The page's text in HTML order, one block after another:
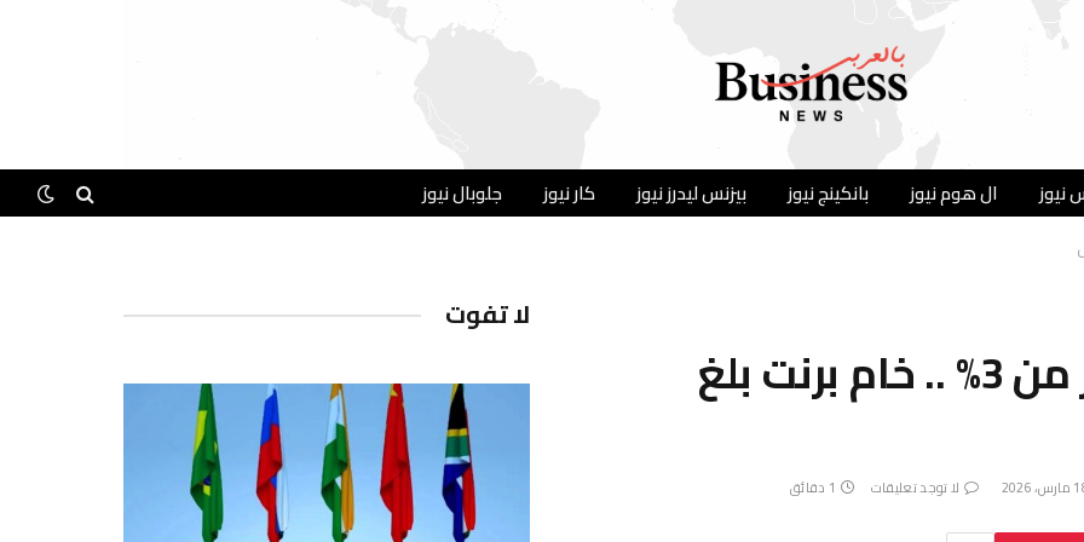
نيوز ال هوم نيوز بانكينج نيوز بيزنس ليدرز نيوز كار نيوز جلوبال نيوز
أسعار النفط ترتفع بأكثر من 3% .. خام برنت بلغ
2026 لا توجد تعليقات 1 دقائق
لا تفوت